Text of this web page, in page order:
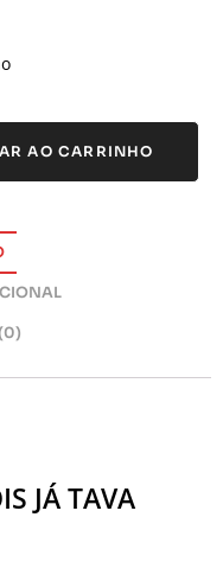
AO CARRINHO
JÁ TAVA